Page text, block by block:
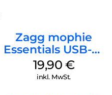
Zagg mophie
Essentials USB-C-
20W Charger PD
Weiß
19,90 €
inkl. MwSt.